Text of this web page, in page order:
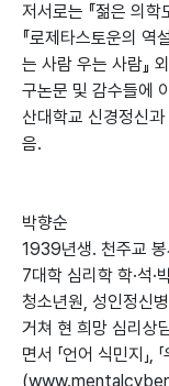
저서로는 『젊은 의학
『로제타스토운의 역
는 사람 우는 사람』
구논문 및 감수들에
산대학교 신경정신
음.
박향순
1939년생. 천주교
7대학 심리학 학·석·
청소년원, 성인정신
거쳐 현 희망 심리상
면서 「언어 식민지」,